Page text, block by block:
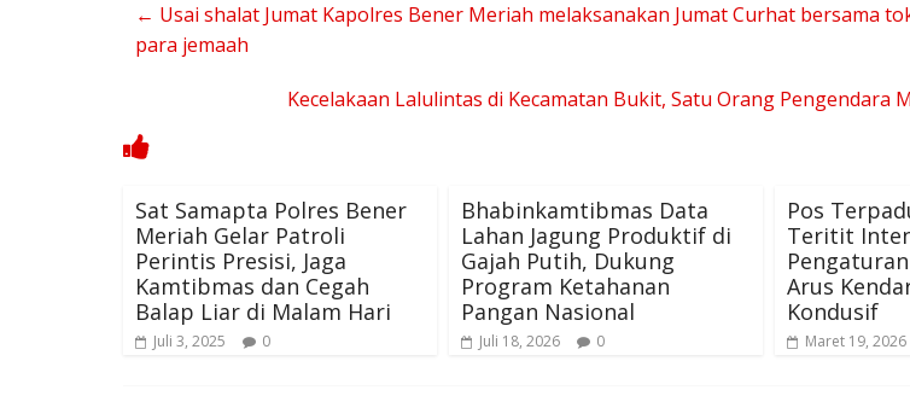
← Usai shalat Jumat Kapolres Bener Meriah melaksanakan Jumat Curhat bersama
para jemaah
Kecelakaan Lalulintas di Kecamatan Bukit, Satu Orang Pengendara
Sat Samapta Polres Bener
Meriah Gelar Patroli
Perintis Presisi, Jaga
Kamtibmas dan Cegah
Balap Liar di Malam Hari
Juli 3, 2025 0
Bhabinkamtibmas Data
Lahan Jagung Produktif di
Gajah Putih, Dukung
Program Ketahanan
Pangan Nasional
Juli 18, 2026 0
Pos
Teritit
Arus
Kondusif
Maret 19, 2026